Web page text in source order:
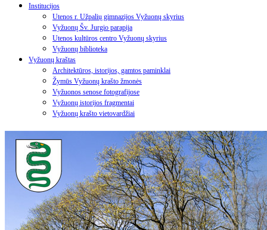
Institucijos
Utenos r. Užpalių gimnazijos Vyžuonų skyrius
Vyžuonų Šv. Jurgio parapija
Utenos kultūros centro Vyžuonų skyrius
Vyžuonų biblioteka
Vyžuonų kraštas
Architektūros, istorijos, gamtos paminklai
Žymūs Vyžuonų krašto žmonės
Vyžuonos senose fotografijose
Vyžuonų istorijos fragmentai
Vyžuonų krašto vietovardžiai